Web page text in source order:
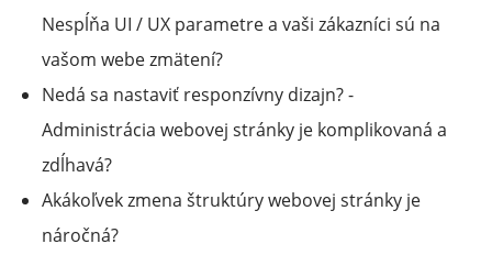
Nespĺňa UI / UX parametre a vaši zákazníci sú na
vašom webe zmätení?
Nedá sa nastaviť responzívny dizajn? -
Administrácia webovej stránky je komplikovaná a
zdĺhavá?
Akákoľvek zmena štruktúry webovej stránky je
náročná?